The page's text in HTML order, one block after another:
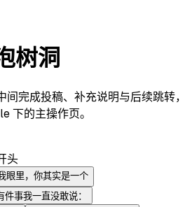
树洞
完成投稿、补充说明与后续跳转，
下的主操作页。
头
眼里，你其实是一个
件事我一直没敢说：